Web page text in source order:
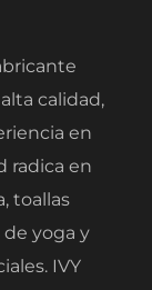
calidad,
en
radica en
toallas
de yoga y
IVY